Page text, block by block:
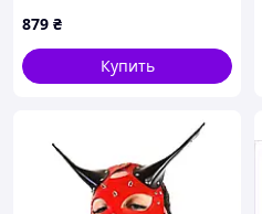
Feelings ErMax
879 ₴
Купить